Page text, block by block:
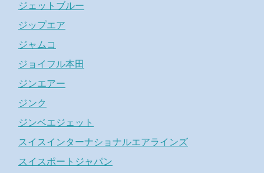
ジェットブルー
ジップエア
ジャムコ
ジョイフル本田
ジンエアー
ジンク
ジンベエジェット
スイスインターナショナルエアラインズ
スイスポートジャパン